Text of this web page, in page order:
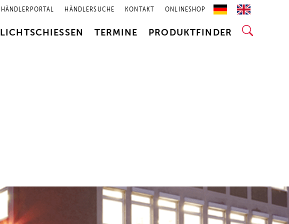
HÄNDLERPORTAL HÄNDLERSUCHE KONTAKT ONLINESHOP
LICHTSCHIESSEN TERMINE PRODUKTFINDER